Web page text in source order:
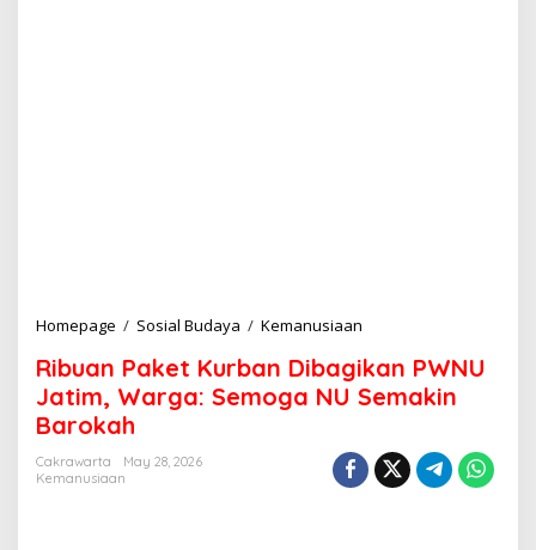
Homepage / Sosial Budaya / Kemanusiaan
b
u
a
P
a
Ribuan Paket Kurban Dibagikan PWNU
Jatim, Warga: Semoga NU Semakin
Barokah
Cakrawarta
May 28, 2026
Kemanusiaan